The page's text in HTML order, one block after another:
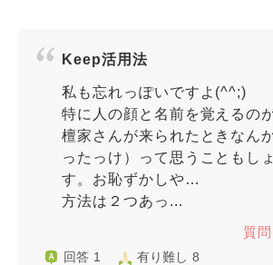
Keep活用法
私も忘れっぽいですよ(^^;)
特に人の顔と名前を覚えるの
檀家さんが来られたときなん
ったっけ）って思うこともし
す。お恥ずかしや…
方法は２つあっ...
質
回答 1 有り難し 8